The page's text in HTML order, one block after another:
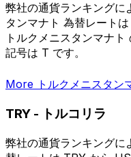
弊社の通貨ランキングに
タンマナト 為替レート
トルクメニスタンマナ
記号は T です。
More トルクメニスタン
TRY - トルコリラ
弊社の通貨ランキングに